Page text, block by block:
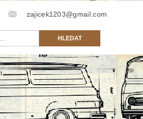
zajicek1203@gmail.com